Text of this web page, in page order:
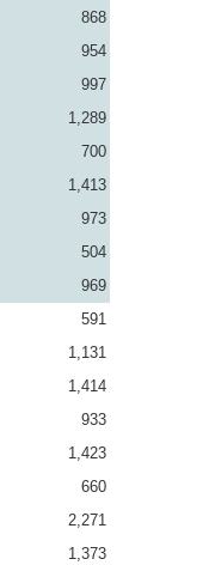
868
954
997
1,289
700
1,413
973
504
969
591
1,131
1,414
933
1,423
660
2,271
1,373